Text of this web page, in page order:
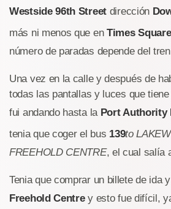
Westside 96th Street dirección
más ni menos que en Times
número de paradas depende del
Una vez en la calle y después de
todas las pantallas y luces que
fui andando hasta la Port Authority
tenia que coger el bus 139to
FREEHOLD CENTRE, el cual salía
Tenia que comprar un billete de ida
Freehold Centrey esto fue difícil,